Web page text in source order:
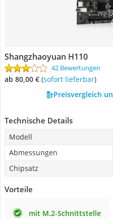
Shangzhaoyuan H110
42 Bewertungen
ab 80,00 € ( Sofort lieferbar)
Preisvergleich
Technische Details
Modell
Abmessungen
Chipsatz
Vorteile
mit M.2-Schnittstelle